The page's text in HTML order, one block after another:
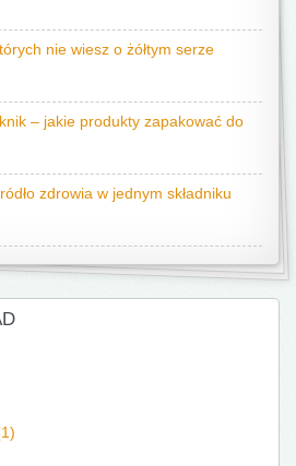
nie wiesz o żółtym serze
– jakie produkty zapakować do
zdrowia w jednym składniku